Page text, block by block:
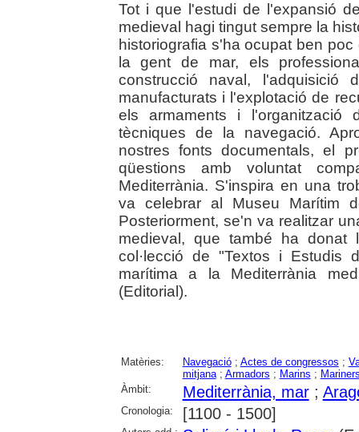
Tot i que l'estudi de l'expansió
medieval hagi tingut sempre la
historiografia s'ha ocupat ben
la gent de mar, els
construcció naval, l'adquisició
manufacturats i l'explotació de
els armaments i l'organització
tècniques de la navegació.
nostres fonts documentals, el
qüestions amb voluntat
Mediterrània. S'inspira en una
va celebrar al Museu Marítim
Posteriorment, se'n va realitzar
medieval, que també ha
col·lecció de "Textos i Estudis
marítima a la Mediterrània
(Editorial).
Matèries: Navegació; Actes de congressos ;
mitjana; Armadors ; Marins ;
Àmbit:
Mediterrània, mar;
Cronologia: [1100 - 1500]